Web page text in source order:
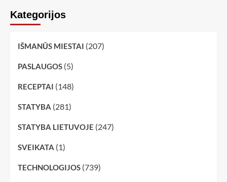
Kategorijos
IŠMANŪS MIESTAI (207)
PASLAUGOS (5)
RECEPTAI (148)
STATYBA (281)
STATYBA LIETUVOJE (247)
SVEIKATA (1)
TECHNOLOGIJOS (739)